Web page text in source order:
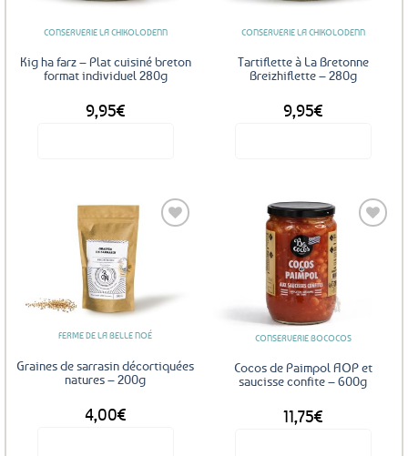
CONSERVERIE LA CHIKOLODENN
Kig ha farz – Plat cuisiné breton
format individuel 280g
9,95€
CONSERVERIE LA CHIKOLODENN
Tartiflette à La Bretonne
Breizhiflette – 280g
9,95€
favoris
FERME DE LA BELLE NOÉ
Graines de sarrasin décortiquées
natures – 200g
4,00€
CONSERVERIE BOCOCOS
Cocos de Paimpol AOP et
saucisse confite – 600g
11,75€